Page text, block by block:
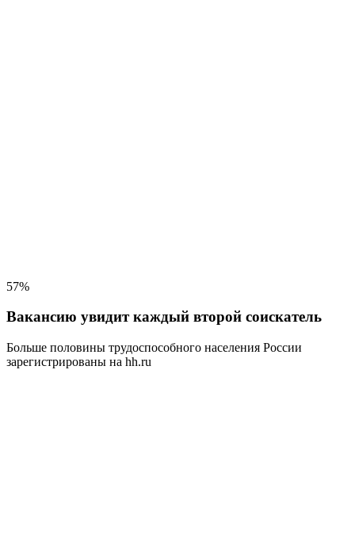
57%
Вакансию увидит каждый второй соискатель
Больше половины трудоспособного населения России
зарегистрированы на hh.ru